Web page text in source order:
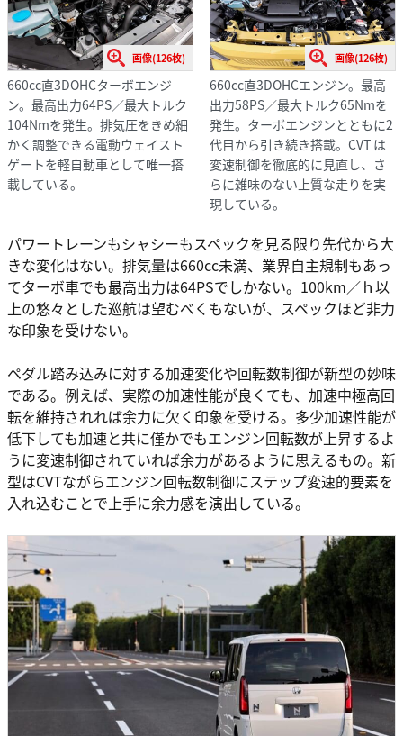
画像(126枚)
660cc直3DOHCターボエンジ
ン。最高出力64PS／最大トルク
104Nmを発生。排気圧をきめ細
かく調整できる電動ウェイスト
ゲートを軽自動車として唯一搭
載している。
画像(126枚)
660cc直3DOHCエンジン。最高
出力58PS／最大トルク65Nmを
発生。ターボエンジンとともに2
代目から引き続き搭載。CVT は
変速制御を徹底的に見直し、さ
らに雑味のない上質な走りを実
現している。
パワートレーンもシャシーもスペックを見る限り先代から大
きな変化はない。排気量は660cc未満、業界自主規制もあっ
てターボ車でも最高出力は64PSでしかない。100km／ｈ以
上の悠々とした巡航は望むべくもないが、スペックほど非力
な印象を受けない。
ペダル踏み込みに対する加速変化や回転数制御が新型の妙味
である。例えば、実際の加速性能が良くても、加速中極高回
転を維持されれば余力に欠く印象を受ける。多少加速性能が
低下しても加速と共に僅かでもエンジン回転数が上昇するよ
うに変速制御されていれば余力があるように思えるもの。新
型はCVTながらエンジン回転数制御にステップ変速的要素を
入れ込むことで上手に余力感を演出している。